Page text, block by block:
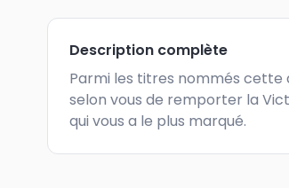
Description complète
Parmi les titres nommés cette
selon vous de remporter la
qui vous a le plus marqué.